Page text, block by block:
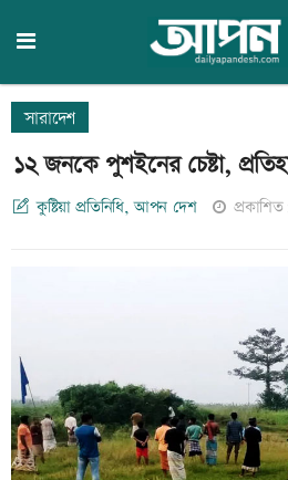
সারাদেশ
১২ জনকে পুশইনের চেষ্টা,
কুষ্টিয়া প্রতিনিধি, আপন দেশ